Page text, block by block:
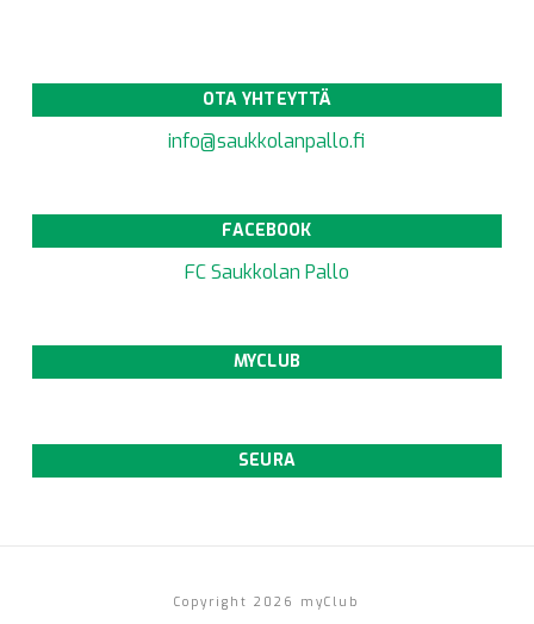
OTA YHTEYTTÄ
info@saukkolanpallo.fi
FACEBOOK
FC Saukkolan Pallo
MYCLUB
SEURA
Copyright 2026 myClub